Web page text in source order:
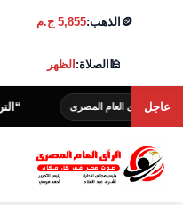
🪙 الذهب:5,855 ج.م
🕌الصلاة:الظهر
عاجل
العام المصرى “التربية”